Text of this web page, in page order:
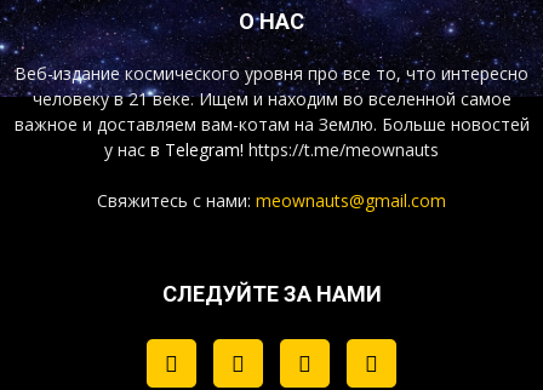
О НАС
Веб-издание космического уровня про все то, что интересно
человеку в 21 веке. Ищем и находим во вселенной самое
важное и доставляем вам-котам на Землю. Больше новостей
у нас в Telegram! https://t.me/meownauts
Свяжитесь с нами: meownauts@gmail.com
СЛЕДУЙТЕ ЗА НАМИ